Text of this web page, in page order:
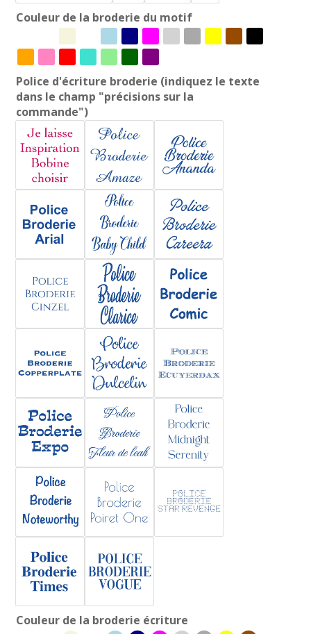
Couleur de la broderie du motif
Police d'écriture broderie (indiquez le texte
dans le champ "précisions sur la
commande")
Couleur de la broderie écriture